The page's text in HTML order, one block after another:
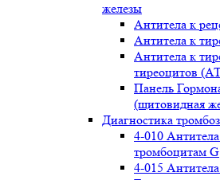
железы
Антитела к
Антитела к
Антитела к
тиреоцитов
Панель
(щитовидная
Диагностика
4-010
тромбоцитам G
4-015